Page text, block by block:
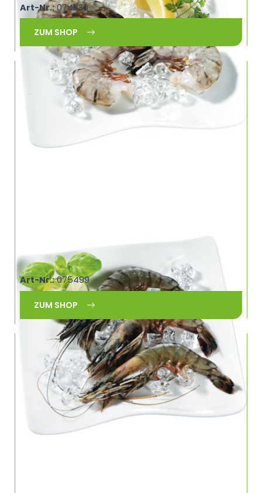
Art-Nr.:074830
ZUM SHOP
TK Gambas m.Ko.,m.Sch SW 16/20/kg SB
MERMAID, Penaeus monodon, Bangladesch
Art-Nr.:075499
ZUM SHOP